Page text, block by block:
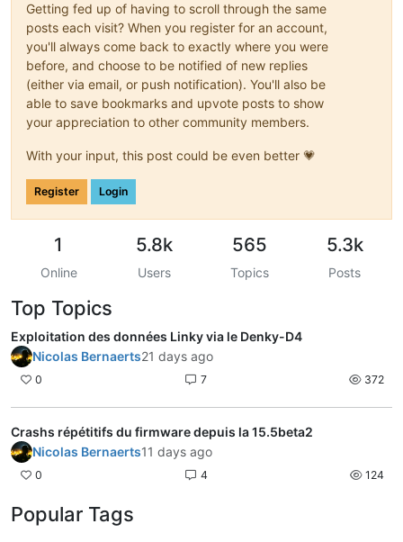
Getting fed up of having to scroll through the same
posts each visit? When you register for an account,
you'll always come back to exactly where you were
before, and choose to be notified of new replies
(either via email, or push notification). You'll also be
able to save bookmarks and upvote posts to show
your appreciation to other community members.
With your input, this post could be even better 💗
Register Login
1
Online
5.8k
Users
565
Topics
5.3k
Posts
Top Topics
Exploitation des données Linky via le Denky-D4
Nicolas Bernaerts21 days ago
0 7 372
Crashs répétitifs du firmware depuis la 15.5beta2
Nicolas Bernaerts11 days ago
0 4 124
Popular Tags